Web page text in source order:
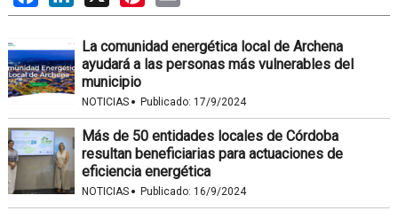
La comunidad energética local de Archena
ayudará a las personas más vulnerables del
municipio
NOTICIAS · Publicado: 17/9/2024
Más de 50 entidades locales de Córdoba
resultan beneficiarias para actuaciones de
eficiencia energética
NOTICIAS · Publicado: 16/9/2024